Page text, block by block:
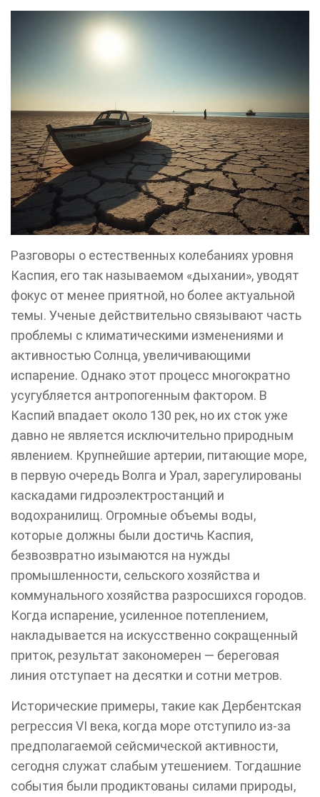
Разговоры о естественных колебаниях уровня
Каспия, его так называемом «дыхании», уводят
фокус от менее приятной, но более актуальной
темы. Ученые действительно связывают часть
проблемы с климатическими изменениями и
активностью Солнца, увеличивающими
испарение. Однако этот процесс многократно
усугубляется антропогенным фактором. В
Каспий впадает около 130 рек, но их сток уже
давно не является исключительно природным
явлением. Крупнейшие артерии, питающие море,
в первую очередь Волга и Урал, зарегулированы
каскадами гидроэлектростанций и
водохранилищ. Огромные объемы воды,
которые должны были достичь Каспия,
безвозвратно изымаются на нужды
промышленности, сельского хозяйства и
коммунального хозяйства разросшихся городов.
Когда испарение, усиленное потеплением,
накладывается на искусственно сокращенный
приток, результат закономерен — береговая
линия отступает на десятки и сотни метров.
Исторические примеры, такие как Дербентская
регрессия VI века, когда море отступило из-за
предполагаемой сейсмической активности,
сегодня служат слабым утешением. Тогдашние
события были продиктованы силами природы,